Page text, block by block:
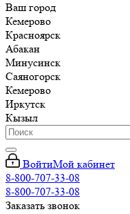
Ваш город
Кемерово
Красноярск
Абакан
Минусинск
Саяногорск
Кемерово
Иркутск
Кызыл
ВойтиМой кабинет
8-800-707-33-08
8-800-707-33-08
Заказать звонок